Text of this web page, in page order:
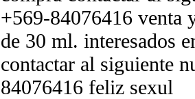
+569-84076416 venta
de 30 ml. interesados
contactar al siguiente
84076416 feliz sexul